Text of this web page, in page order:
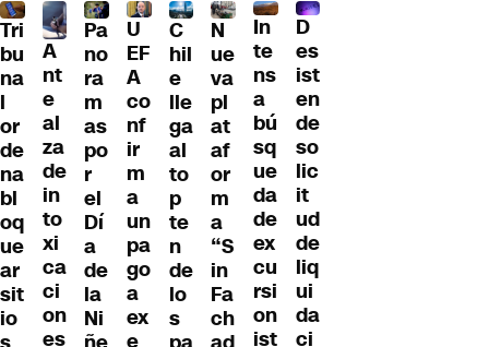
Tri
bu
na
l
or
de
na
bl
oq
ue
ar
sit
io
A
nt
e
al
za
de
in
to
xi
ca
ci
on
es
Pa
no
ra
m
as
po
r
el
Dí
a
de
la
Ni
U
EF
A
co
nf
ir
m
a
un
pa
go
a
ex
e
C
hil
e
lle
ga
al
to
p
te
n
de
lo
s
N
ue
va
pl
at
af
or
m
a
“S
in
Fa
ch
In
te
ns
a
bú
sq
ue
da
de
ex
cu
rsi
on
ist
D
es
ist
en
de
so
lic
it
ud
de
liq
ui
da
ci